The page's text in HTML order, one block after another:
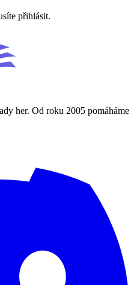
přihlásit.
her. Od roku 2005 pomáháme